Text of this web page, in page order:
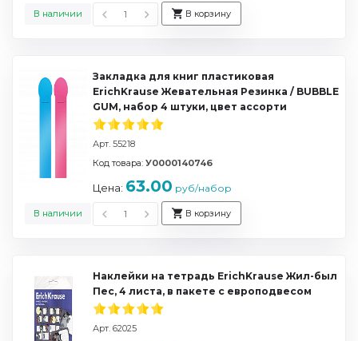
В наличии В корзину
Закладка для книг пластиковая
ErichKrause Жевательная Резинка / BUBBLE
GUM, набор 4 штуки, цвет ассорти
Арт. 55218
В наличии
Код товара: У0000140746
Цена: 63.00 руб/набор
В корзину
Наклейки на тетрадь ErichKrause Жил-был
Пес, 4 листа, в пакете с европодвесом
Арт. 62025